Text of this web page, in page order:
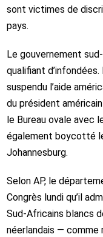
sont victimes de
pays.
Le gouvernement
qualifiant
suspendu l’aide
du président
le Bureau ovale avec
également boycotté
Johannesburg.
Selon AP, le
Congrès lundi qu’il
Sud-Africains blancs
néerlandais — comme